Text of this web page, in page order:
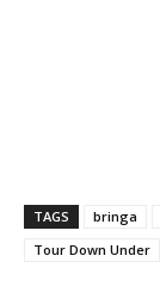
TAGS bringa
Tour Down Under